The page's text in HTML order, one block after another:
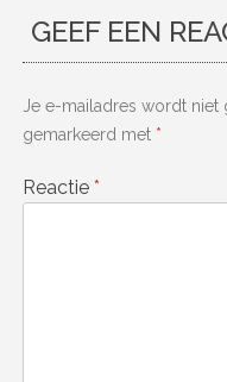
GEEF EEN
Je e-mailadres wordt niet
gemarkeerd met *
Reactie *